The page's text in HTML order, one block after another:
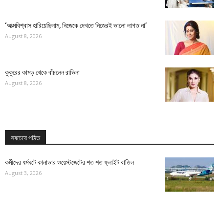
‘আত্মবিশ্বাস হারিয়েছিলাম, নিজেকে দেখতে নিজেরই ভালো লাগত না’
August 8, 2026
কুকুরের কামড় থেকে বাঁচলেন রাভিনা
August 8, 2026
সবচেয়ে পঠিত
কর্মীদের ধর্মঘটে কানাডার ওয়েস্টজেটের শত শত ফ্লাইট বাতিল
August 3, 2026